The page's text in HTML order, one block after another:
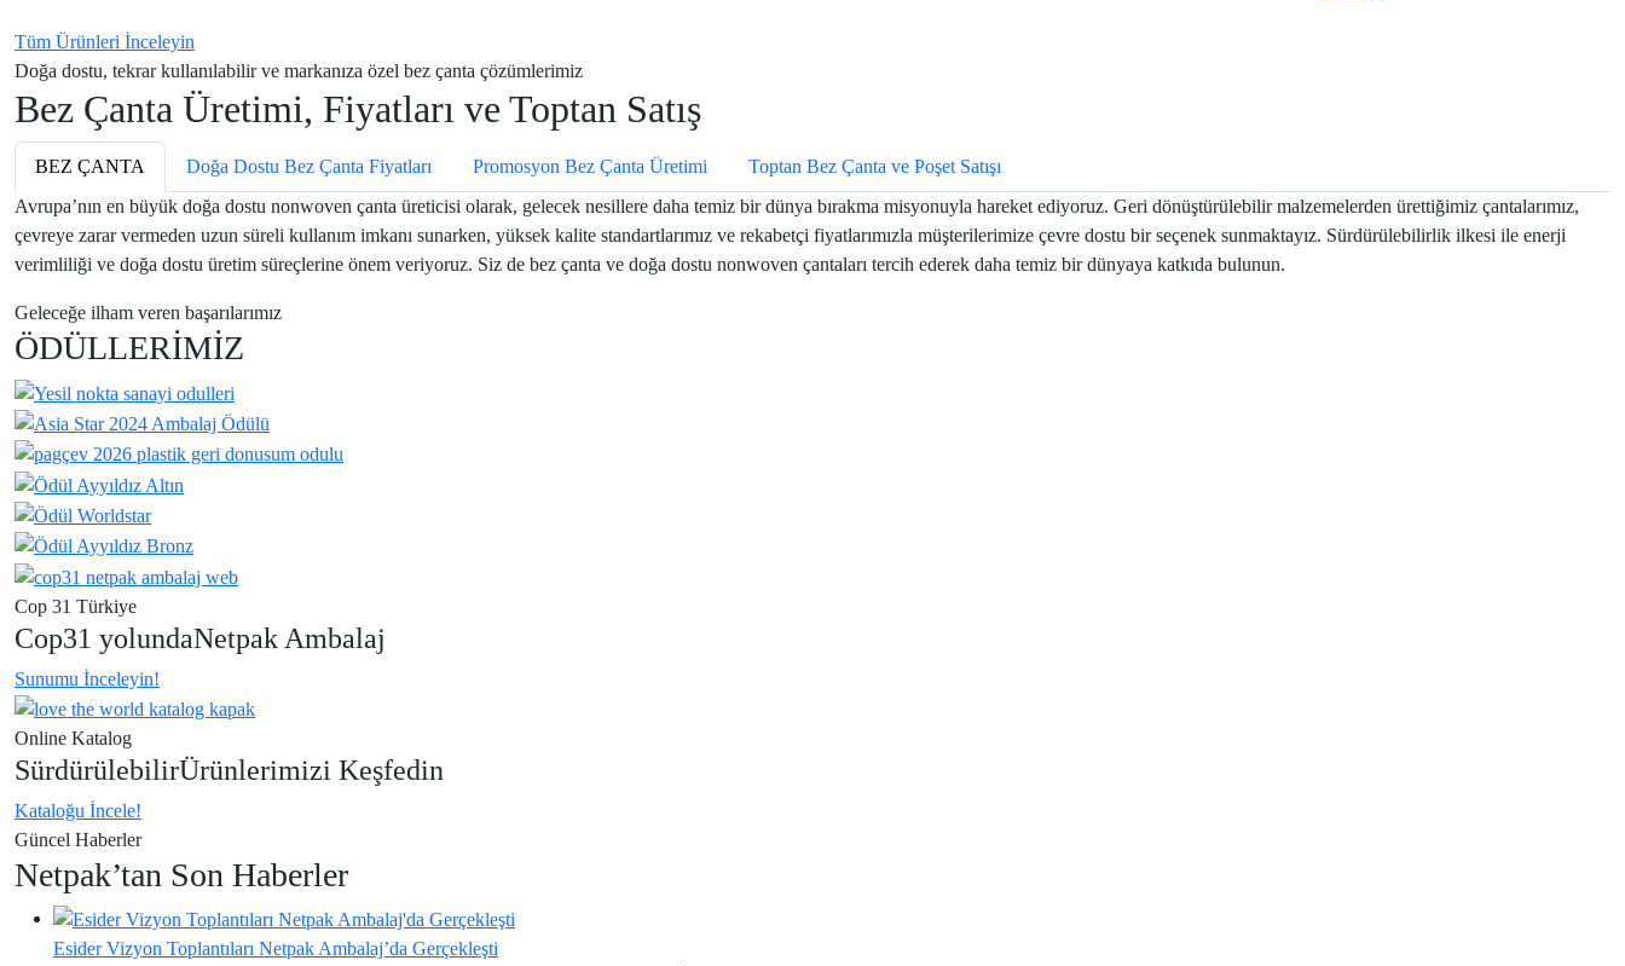
Tüm Ürünleri İnceleyin
Doğa dostu, tekrar kullanılabilir ve markanıza özel bez çanta çözümlerimiz
Bez Çanta Üretimi, Fiyatları ve Toptan Satış
BEZ ÇANTA Doğa Dostu Bez Çanta Fiyatları Promosyon Bez Çanta Üretimi
Toptan Bez Çanta ve Poşet Satışı
Avrupa’nın en büyük doğa dostu nonwoven çanta üreticisi olarak, gelecek nesillere daha temiz bir dünya bırakma misyonuyla hareket ediyoruz. Geri dönüştürülebilir malzemelerden ürettiğimiz çantalarımız,
çevreye zarar vermeden uzun süreli kullanım imkanı sunarken, yüksek kalite standartlarımız ve rekabetçi fiyatlarımızla müşterilerimize çevre dostu bir seçenek sunmaktayız. Sürdürülebilirlik ilkesi ile enerji
verimliliği ve doğa dostu üretim süreçlerine önem veriyoruz. Siz de bez çanta ve doğa dostu nonwoven çantaları tercih ederek daha temiz bir dünyaya katkıda bulunun.
Geleceğe ilham veren başarılarımız
ÖDÜLLERİMİZ
Cop 31 Türkiye
Cop31 yolundaNetpak Ambalaj
Sunumu İnceleyin!
Online Katalog
SürdürülebilirÜrünlerimizi Keşfedin
Kataloğu İncele!
Güncel Haberler
Netpak’tan Son Haberler
Esider Vizyon Toplantıları Netpak Ambalaj’da Gerçekleşti